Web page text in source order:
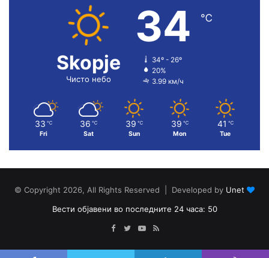
Skopje
Чисто небо
34 ℃
34º - 26º
20%
3.99 км/ч
33 ℃
Fri
36 ℃
Sat
39 ℃
Sun
39 ℃
Mon
41 ℃
Tue
© Copyright 2026, All Rights Reserved | Developed by Unet
Вести објавени во последните 24 часа: 50
Facebook
TwitterYouTube
RSS